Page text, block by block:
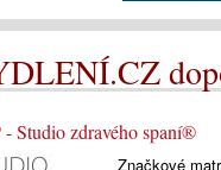
- Studio zdravého spaní®
Značkové